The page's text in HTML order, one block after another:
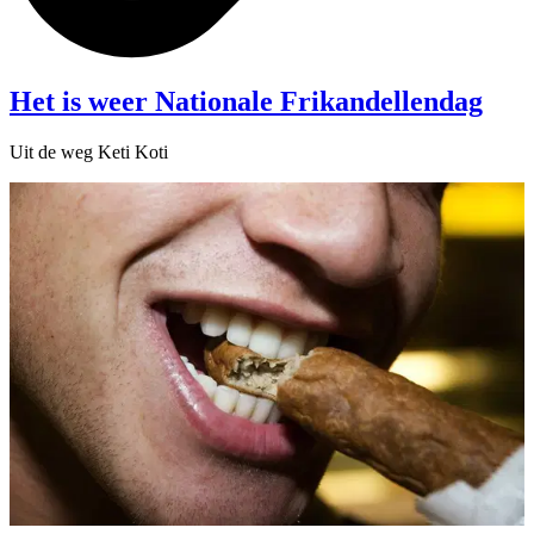
Het is weer Nationale Frikandellendag
Uit de weg Keti Koti